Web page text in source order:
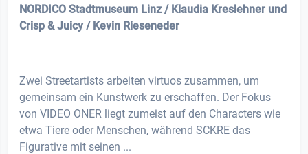
NORDICO Stadtmuseum Linz / Klaudia Kreslehner und
Crisp & Juicy / Kevin Rieseneder
Zwei Streetartists arbeiten virtuos zusammen, um
gemeinsam ein Kunstwerk zu erschaffen. Der Fokus
von VIDEO ONER liegt zumeist auf den Characters wie
etwa Tiere oder Menschen, während SCKRE das
Figurative mit seinen ...